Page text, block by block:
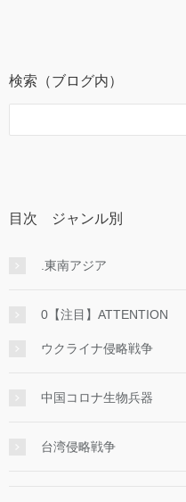
検索（ブログ内）
目次 ジャンル別
.東南アジア
0【注目】ATTENTION
ウクライナ侵略戦争
中国コロナ生物兵器
台湾侵略戦争